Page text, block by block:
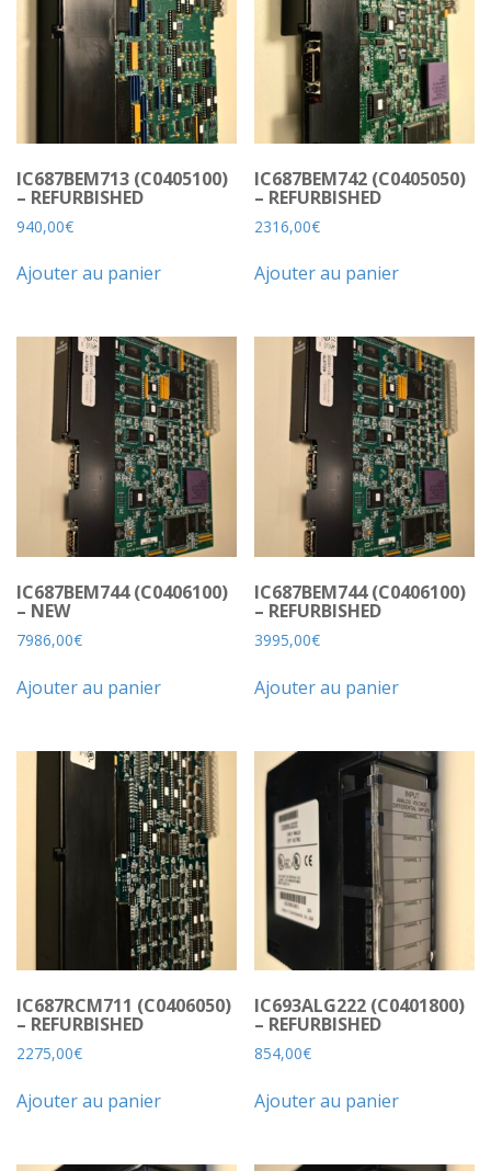
IC687BEM713 (C0405100)
– REFURBISHED
940,00€
Ajouter au panier
IC687BEM742 (C0405050)
– REFURBISHED
2316,00€
Ajouter au panier
IC687BEM744 (C0406100)
– NEW
7986,00€
Ajouter au panier
IC687BEM744 (C0406100)
– REFURBISHED
3995,00€
Ajouter au panier
IC687RCM711 (C0406050)
– REFURBISHED
2275,00€
Ajouter au panier
IC693ALG222 (C0401800)
– REFURBISHED
854,00€
Ajouter au panier